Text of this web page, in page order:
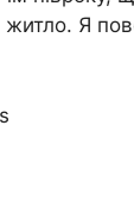
Я